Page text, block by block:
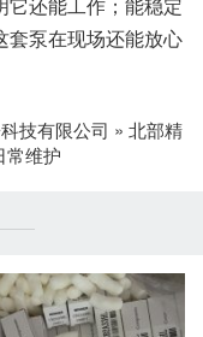
套泵在现场还能放心
技有限公司 » 北部精
常维护